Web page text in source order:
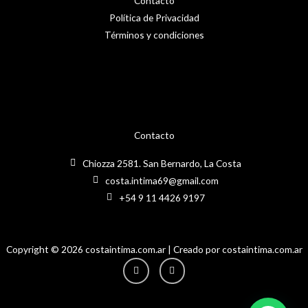
Contacto
Chiozza 2581. San Bernardo, La Costa
costa.intima69@gmail.com
+54 9 11 4426 9197
Política de Privacidad
Términos y condiciones
Copyright © 2026 costaintima.com.ar | Creado por costaintima.com.ar
InstagramFacebook-
f